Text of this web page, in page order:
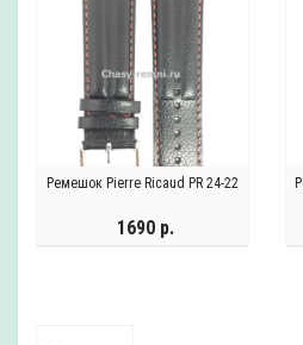
Ремешок Pierre Ricaud PR 24-22
1690 р.